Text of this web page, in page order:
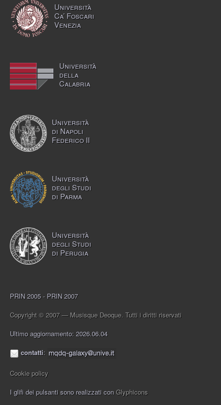
Università
Ca’ Foscari
Venezia
Università
della
Calabria
Università
di Napoli
Federico II
Università
degli Studi
di Parma
Università
degli Studi
di Perugia
PRIN 2005 - PRIN 2007
Copyright © 2007 — Musisque Deoque. Tutti i diritti riservati
Ultimo aggiornamento: 2026.06.04
contatti:
Cookie policy
I glifi dei pulsanti sono realizzati con Glyphicons